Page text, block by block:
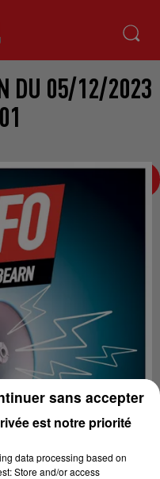
DU 05/12/2023
est notre priorité
data processing based on
Store and/or access
sans accepter